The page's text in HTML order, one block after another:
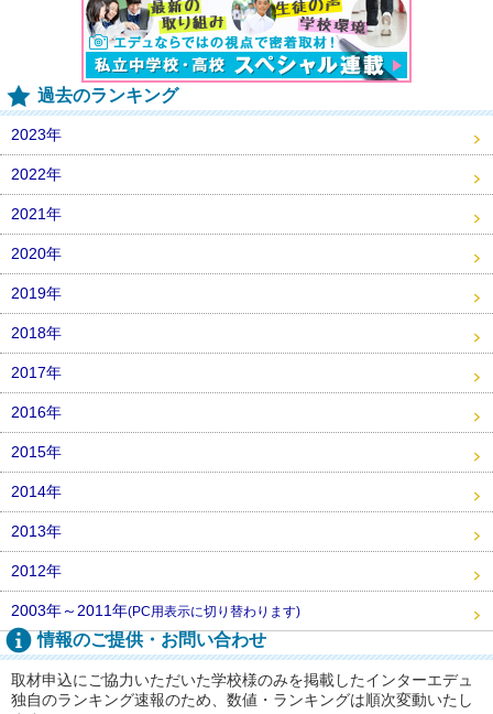
過去のランキング
2023年
2022年
2021年
2020年
2019年
2018年
2017年
2016年
2015年
2014年
2013年
2012年
2003年～2011年(PC用表示に切り替わります)
情報のご提供・お問い合わせ
取材申込にご協力いただいた学校様のみを掲載したインターエデュ
独自のランキング速報のため、数値・ランキングは順次変動いたし